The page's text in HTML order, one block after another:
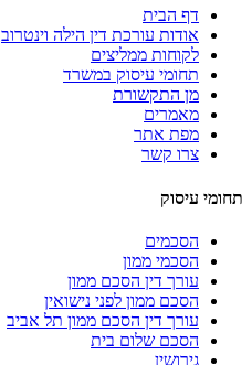
דף הבית
אודות עורכת דין הילה וינטרוב
לקוחות ממליצים
תחומי עיסוק במשרד
מן התקשורת
מאמרים
מפת אתר
צרו קשר
תחומי עיסוק
הסכמים
הסכמי ממון
עורך דין הסכם ממון
הסכם ממון לפני נישואין
עורך דין הסכם ממון תל אביב
הסכם שלום בית
גירושין